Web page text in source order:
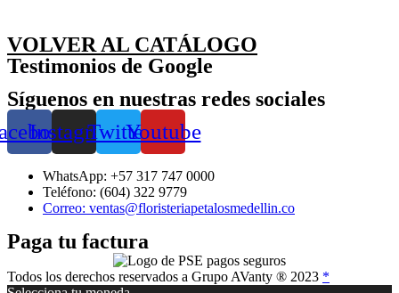
VOLVER AL CATÁLOGO
Testimonios de Google
Síguenos en nuestras redes sociales
InstagramTwitterYoutube
WhatsApp: +57 317 747 0000
Teléfono: (604) 322 9779
Correo: ventas@floristeriapetalosmedellin.co
Paga tu factura
Todos los derechos reservados a Grupo AVanty ® 2023 *